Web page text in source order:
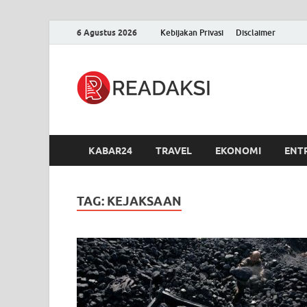
6 Agustus 2026 Kebijakan Privasi Disclaimer
KABAR24 TRAVEL EKONOMI
TAG: KEJAKSAAN